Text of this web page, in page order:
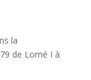
la
de Lomé I à